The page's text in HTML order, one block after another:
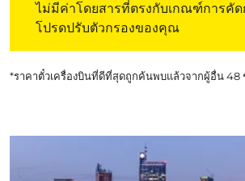
ไม่มีค่าโดยสารที่ตรงกับเกณฑ์การคั
โปรดปรับตัวกรองของคุณ
*ราคาตั๋วเครื่องบินที่ดีที่สุดถูกค้นพบแล้วจากผู้อื่น 48